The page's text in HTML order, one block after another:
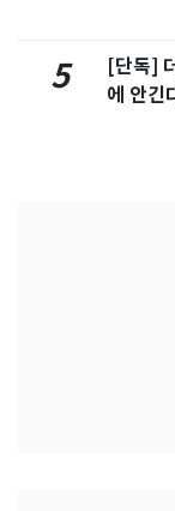
5
[단독]
에 안긴